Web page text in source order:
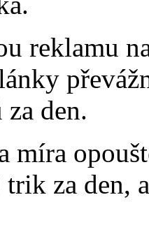
reklamu
den.
míra
za den,